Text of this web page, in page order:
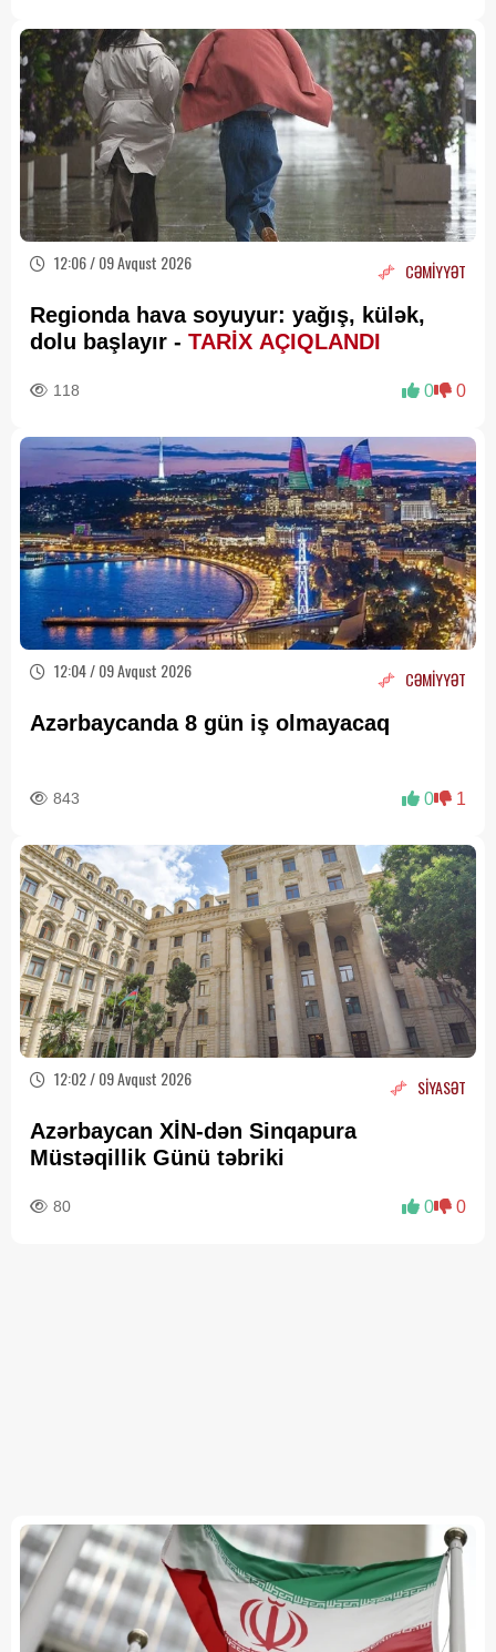
12:06 / 09 Avqust 2026 CƏMİYYƏT
Regionda hava soyuyur: yağış, külək,
dolu başlayır - TARİX AÇIQLANDI
118 0 0
12:04 / 09 Avqust 2026 CƏMİYYƏT
Azərbaycanda 8 gün iş olmayacaq
843 0 1
12:02 / 09 Avqust 2026 SİYASƏT
Azərbaycan XİN-dən Sinqapura
Müstəqillik Günü təbriki
80 0 0